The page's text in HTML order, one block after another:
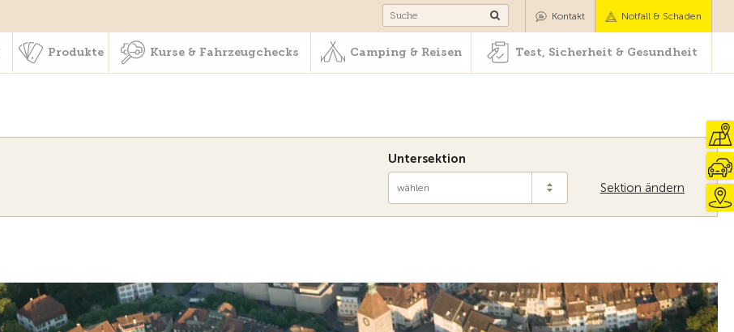
Camping & Reisen Test, Sicherheit & Gesundheit
Kontakt Notfall & Schaden
Produkte Kurse & Fahrzeugchecks Camping & Reisen Test, Sicherheit & Gesundheit
Sektion ändern
Untersektion
wählen